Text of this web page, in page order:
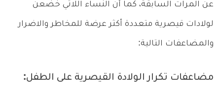
عن المرات السابقة، كما أن النساء اللاتي خضعن
لولادات قيصرية متعددة أكثر عرضة للمخاطر والاضرار
والمضاعفات التالية:
مضاعفات تكرار الولادة القيصرية على الطفل: